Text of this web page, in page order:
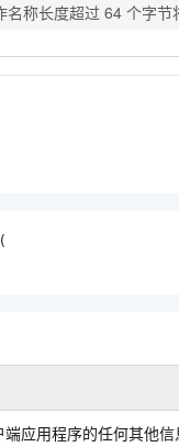
名称长度超过 64 个字节
应用程序的任何其他信